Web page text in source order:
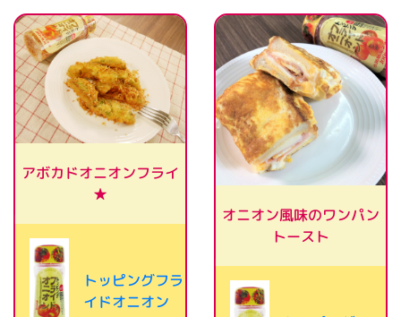
アボカドオニオンフライ
★
トッピングフラ
イドオニオン
オニオン風味のワンパン
トースト